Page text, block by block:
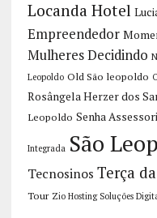
Locanda Hotel
Empreendedor
Mulheres Decidindo
Leopoldo Old São leopoldo
Rosângela Herzer dos
Leopoldo Senha
Integrada São
Tecnosinos Terça
Tour Zio Hosting Soluções